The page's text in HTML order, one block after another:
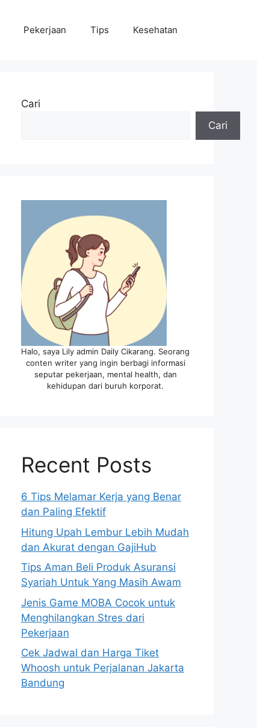
Pekerjaan Tips Kesehatan
Cari
Cari
Halo, saya Lily admin Daily Cikarang. Seorang
conten writer yang ingin berbagi informasi
seputar pekerjaan, mental health, dan
kehidupan dari buruh korporat.
Recent Posts
6 Tips Melamar Kerja yang Benar
dan Paling Efektif
Hitung Upah Lembur Lebih Mudah
dan Akurat dengan GajiHub
Tips Aman Beli Produk Asuransi
Syariah Untuk Yang Masih Awam
Jenis Game MOBA Cocok untuk
Menghilangkan Stres dari
Pekerjaan
Cek Jadwal dan Harga Tiket
Whoosh untuk Perjalanan Jakarta
Bandung